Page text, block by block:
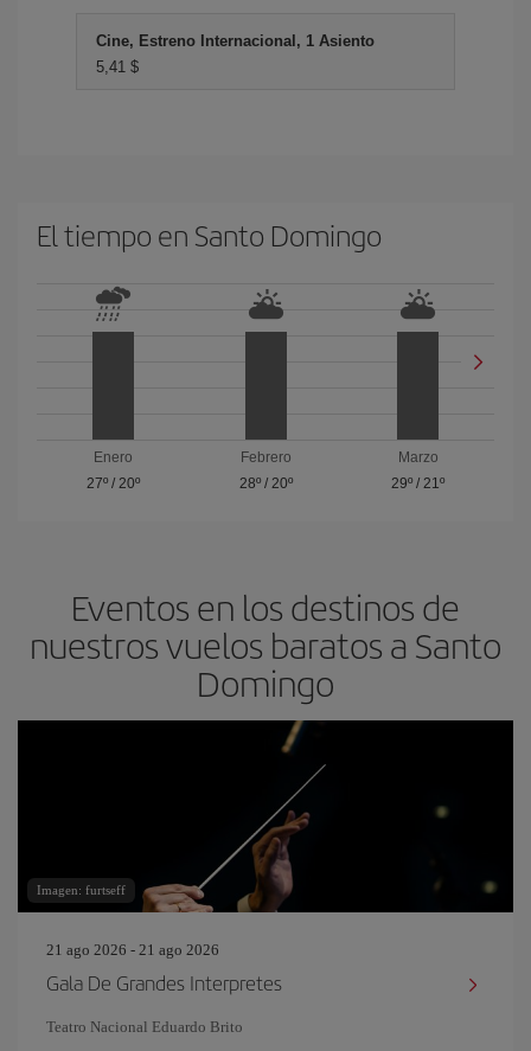
Cine, Estreno Internacional, 1 Asiento
5,41 $
El tiempo en Santo Domingo
Enero
27º/ 20º
Febrero
28º/ 20º
Marzo
29º /21º
Eventos en los destinos de
nuestros vuelos baratos a Santo
Domingo
Imagen: furtseff
21 ago 2026 - 21 ago 2026
Gala De Grandes Interpretes
Teatro Nacional Eduardo Brito